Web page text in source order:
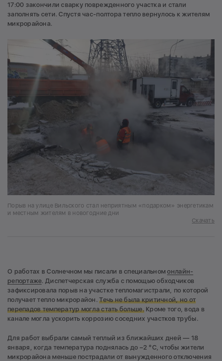
17:00 закончили сварку поврежденного участка и стали
заполнять сети. Спустя час-полтора тепло вернулось к жителям
микрорайона.
Порыв на улице Вильского стал неприятным «подарком» энергетикам
и местным жителям в новогодние дни
Скачать
О работах в Солнечном мы писали в специальномонлайн-
репортаже. Диспетчерская служба с помощью обходчиков
зафиксировала порыв на участке тепломагистрали, по которой
получает тепло микрорайон.Течь не была критичной, но от
перепадов температур могла стать больше.Кроме того, вода в
канале могла ускорить коррозию соседних участков трубы.
Для работ выбрали самый теплый из ближайших дней — 18
января, когда температура поднялась до –2 °С, чтобы жители
микрорайона меньше пострадали от вынужденного отключения